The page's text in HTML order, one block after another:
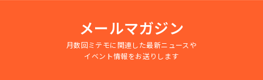
メールマガジン
月数回ミテモに関連した最新ニュースや
イベント情報をお送りします